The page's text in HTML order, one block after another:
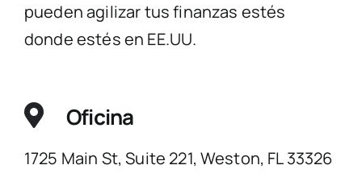
pueden agilizar tus finanzas estés
donde estés en EE.UU.
Oficina
1725 Main St, Suite 221, Weston, FL 33326